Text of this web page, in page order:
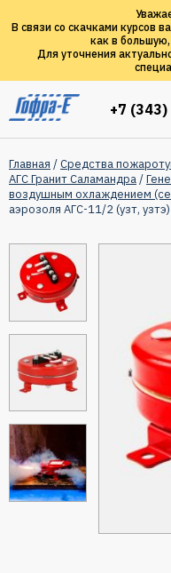
В связи со скачками курсов
как в
Для уточнения
+7
Главная /Средства
АГС Гранит Саламандра/
воздушным охлаждением
аэрозоля АГС-11/2 (узт, узтэ)